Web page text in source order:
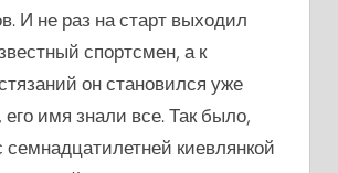
И не раз на старт выходил
спортсмен, а к
он становился уже
имя знали все. Так было,
семнадцатилетней киевлянкой